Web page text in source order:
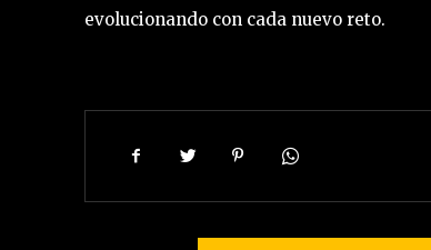
evolucionando con cada nuevo reto.